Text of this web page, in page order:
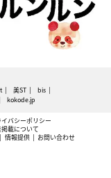
美ST
bis
kokode.jp
イバシーポリシー
載について
情報提供 お問い合わせ